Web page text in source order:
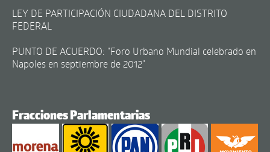
LEY DE PARTICIPACIÓN CIUDADANA DEL DISTRITO
FEDERAL
PUNTO DE ACUERDO: "Foro Urbano Mundial celebrado en
Napoles en septiembre de 2012"
Fracciones Parlamentarias